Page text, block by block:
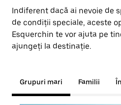
Indiferent dacă ai nevoie de
de condiții speciale, aceste
Esquerchin te vor ajuta pe
ajungeți la destinație.
Grupuri mari Familii